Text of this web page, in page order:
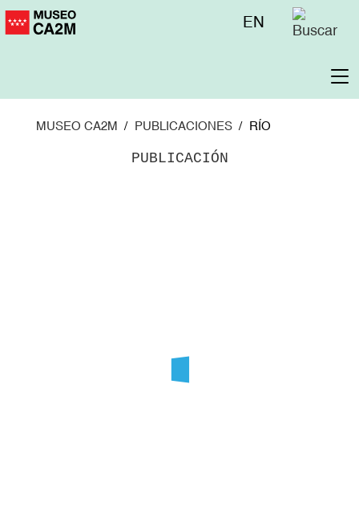
Pasar
Menú
EN
MUSEO CA2M PUBLICACIONES RÍO
PUBLICACIÓN